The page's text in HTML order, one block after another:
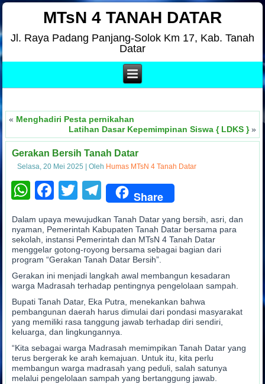
MTsN 4 TANAH DATAR
Jl. Raya Padang Panjang-Solok Km 17, Kab. Tanah
Datar
« Menghadiri Pesta pernikahan
Latihan Dasar Kepemimpinan Siswa { LDKS }»
Gerakan Bersih Tanah Datar
Selasa, 20 Mei 2025 |Oleh Humas MTsN 4 Tanah Datar
WhatsApp
Facebook
Twitter
Telegram
Share
Dalam upaya mewujudkan Tanah Datar yang bersih, asri, dan
nyaman, Pemerintah Kabupaten Tanah Datar bersama para
sekolah, instansi Pemerintah dan MTsN 4 Tanah Datar
menggelar gotong-royong bersama sebagai bagian dari
program “Gerakan Tanah Datar Bersih”.
Gerakan ini menjadi langkah awal membangun kesadaran
warga Madrasah terhadap pentingnya pengelolaan sampah.
Bupati Tanah Datar, Eka Putra, menekankan bahwa
pembangunan daerah harus dimulai dari pondasi masyarakat
yang memiliki rasa tanggung jawab terhadap diri sendiri,
keluarga, dan lingkungannya.
“Kita sebagai warga Madrasah memimpikan Tanah Datar yang
terus bergerak ke arah kemajuan. Untuk itu, kita perlu
membangun warga madrasah yang peduli, salah satunya
melalui pengelolaan sampah yang bertanggung jawab.